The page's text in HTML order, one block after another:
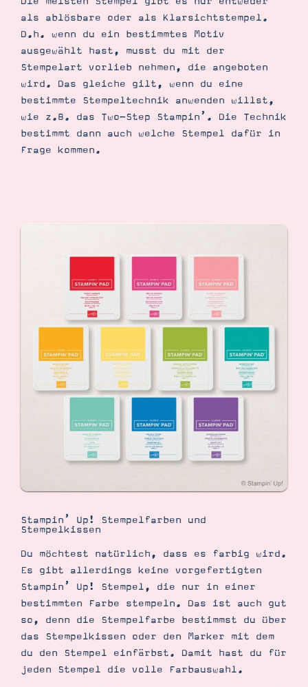
als ablösbare oder als Klarsichtstempel.
D.h. wenn du ein bestimmtes Motiv
ausgewählt hast, musst du mit der
Stempelart vorlieb nehmen, die angeboten
wird. Das gleiche gilt, wenn du eine
bestimmte Stempeltechnik anwenden willst,
wie z.B. das Two-Step Stampin’. Die Technik
bestimmt dann auch welche Stempel dafür in
Frage kommen.
Stampin’ Up! Stempelfarben und
Stempelkissen
Du möchtest natürlich, dass es farbig wird.
Es gibt allerdings keine vorgefertigten
Stampin’ Up! Stempel, die nur in einer
bestimmten Farbe stempeln. Das ist auch gut
so, denn die Stempelfarbe bestimmst du über
das Stempelkissen oder den Marker mit dem
du den Stempel einfärbst. Damit hast du für
jeden Stempel die volle Farbauswahl.